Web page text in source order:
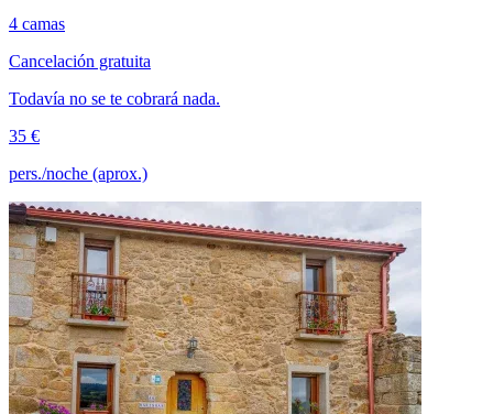
4 camas
Cancelación gratuita
Todavía no se te cobrará nada.
35 €
pers./noche (aprox.)